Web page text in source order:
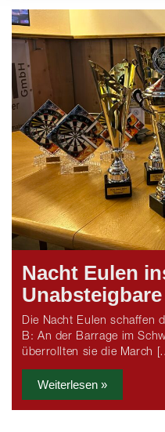
Nacht Eulen
Die Nacht Eulen schaffen
B: An der Barrage im
überrollten sie die March
Weiterlesen »